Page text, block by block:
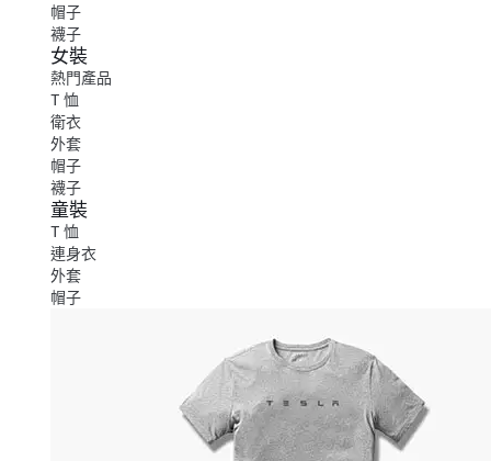
帽子
襪子
女裝
熱門產品
T 恤
衛衣
外套
帽子
襪子
童裝
T 恤
連身衣
外套
帽子